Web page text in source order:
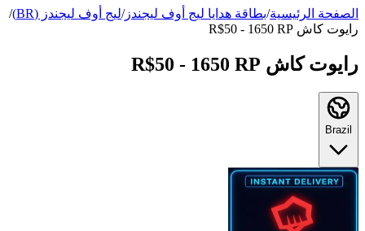
الصفحة الرئيسية/بطاقة هدايا ليج أوف ليجندز/ليج أوف ليجندز (BR)
/
رايوت كاش R$50 - 1650 RP
رايوت كاش R$50 - 1650 RP
Brazil